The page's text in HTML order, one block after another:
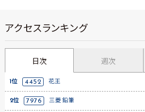
アクセスランキング
日次 週次
1位 4452 花王
2位 7976 三菱鉛筆